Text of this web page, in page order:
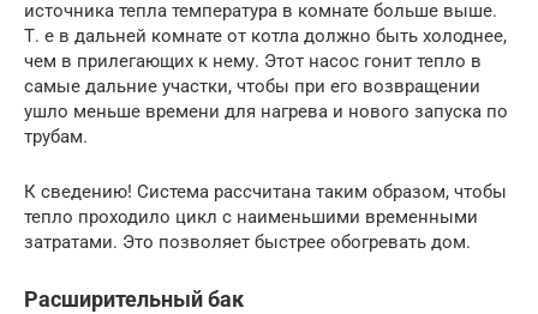
источника тепла температура в комнате больше выше.
Т. е в дальней комнате от котла должно быть холоднее,
чем в прилегающих к нему. Этот насос гонит тепло в
самые дальние участки, чтобы при его возвращении
ушло меньше времени для нагрева и нового запуска по
трубам.
К сведению! Система рассчитана таким образом, чтобы
тепло проходило цикл с наименьшими временными
затратами. Это позволяет быстрее обогревать дом.
Расширительный бак